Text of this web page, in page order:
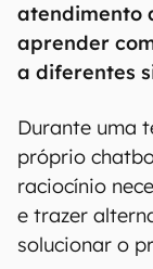
atendimento
aprender
a diferentes
Durante uma
próprio
raciocínio
e trazer
solucionar o